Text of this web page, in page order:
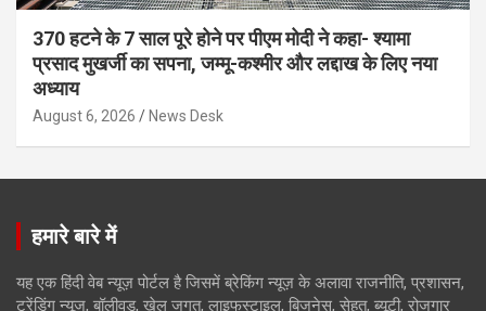
370 हटने के 7 साल पूरे होने पर पीएम मोदी ने कहा- श्यामा
प्रसाद मुखर्जी का सपना, जम्मू-कश्मीर और लद्दाख के लिए नया
अध्याय
August 6, 2026 News Desk
हमारे बारे में
यह एक हिंदी वेब न्यूज़ पोर्टल है जिसमें ब्रेकिंग न्यूज़ के अलावा राजनीति, प्रशासन,
ट्रेंडिंग न्यूज, बॉलीवुड, खेल जगत, लाइफस्टाइल, बिजनेस, सेहत, ब्यूटी, रोजगार